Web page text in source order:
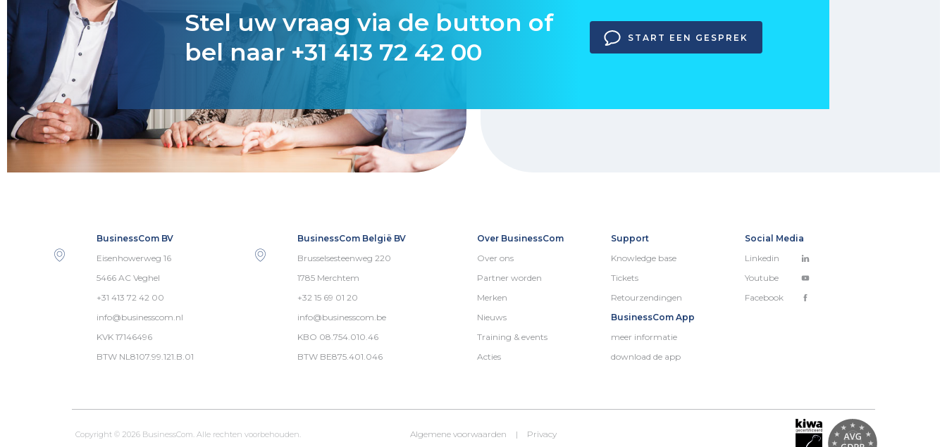
Stel uw vraag via de button of
bel naar +31 413 72 42 00
START EEN GESPREK
BusinessCom BV
Eisenhowerweg 16
5466 AC Veghel
+31 413 72 42 00
info@businesscom.nl
KVK 17146496
BTW NL8107.99.121.B.01
BusinessCom België BV
Brusselsesteenweg 220
1785 Merchtem
+32 15 69 01 20
info@businesscom.be
KBO 08.754.010.46
BTW BE875.401.046
Over BusinessCom
Over ons
Partner worden
Merken
Nieuws
Training & events
Acties
Support
Knowledge base
Tickets
Retourzendingen
BusinessCom App
meer informatie
download de app
Social Media
Linkedin
Youtube
Facebook
Copyright © 2026 BusinessCom. Alle rechten voorbehouden. Algemene voorwaarden | Privacy